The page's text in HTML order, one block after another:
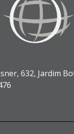
632, Jardim